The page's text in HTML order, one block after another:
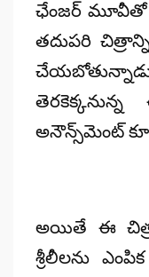
ఛేంజర్
తదుపరి
అనౌన్స్‌మెంట్
అయితే ఈ
శ్రీలీలను